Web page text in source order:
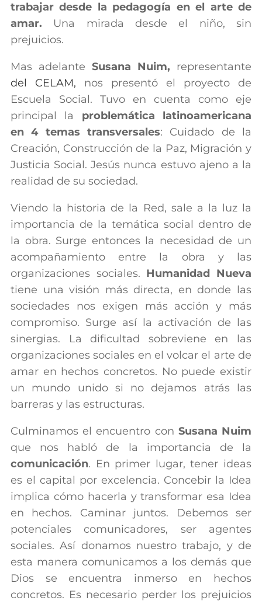
trabajar desde la pedagogía en el arte de
amar. Una mirada desde el niño, sin
prejuicios.
Mas adelante Susana Nuim, representante
del CELAM, nos presentó el proyecto de
Escuela Social. Tuvo en cuenta como eje
principal la
problemática latinoamericana
en 4 temas transversales: Cuidado de la
Creación, Construcción de la Paz, Migración y
Justicia Social. Jesús nunca estuvo ajeno a la
realidad de su sociedad.
Viendo la historia de la Red, sale a la luz la
importancia de la temática social dentro de
la obra. Surge entonces la necesidad de un
acompañamiento entre la obra y las
organizaciones sociales. Humanidad Nueva
tiene una visión más directa, en donde las
sociedades nos exigen más acción y más
compromiso. Surge así la activación de las
sinergias. La dificultad sobreviene en las
organizaciones sociales en el volcar el arte de
amar en hechos concretos. No puede existir
un mundo unido si no dejamos atrás las
barreras y las estructuras.
Culminamos el encuentro con Susana Nuim
que nos habló de la importancia de la
comunicación. En primer lugar, tener ideas
es el capital por excelencia. Concebir la Idea
implica cómo hacerla y transformar esa Idea
en hechos. Caminar juntos. Debemos ser
potenciales comunicadores, ser agentes
sociales. Así donamos nuestro trabajo, y de
esta manera comunicamos a los demás que
Dios se encuentra inmerso en hechos
concretos. Es necesario perder los prejuicios